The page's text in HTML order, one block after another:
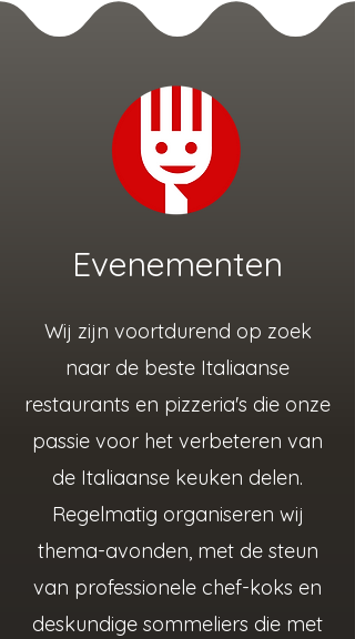
Evenementen
Wij zijn voortdurend op zoek
naar de beste Italiaanse
restaurants en pizzeria's die onze
passie voor het verbeteren van
de Italiaanse keuken delen.
Regelmatig organiseren wij
thema-avonden, met de steun
van professionele chef-koks en
deskundige sommeliers die met